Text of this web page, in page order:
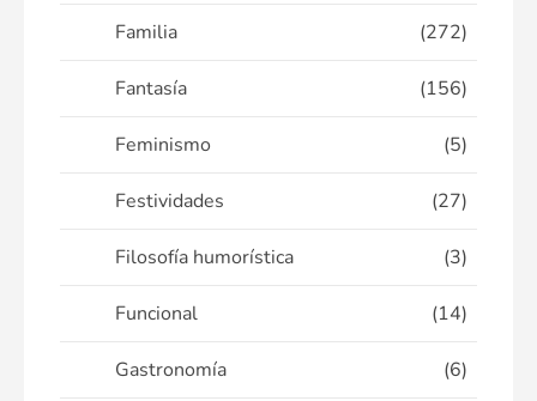
Familia (272)
Fantasía (156)
Feminismo (5)
Festividades (27)
Filosofía humorística (3)
Funcional (14)
Gastronomía (6)